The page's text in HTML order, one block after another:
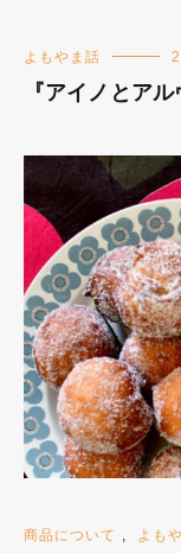
よもやま話
『アイノとア
商品について , よも